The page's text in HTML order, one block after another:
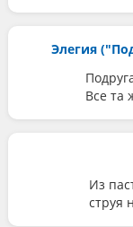
Элегия
Все та
Из
струя